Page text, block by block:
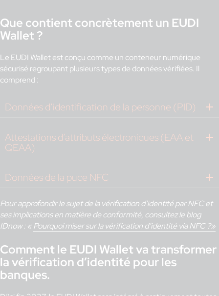
Que contient concrètement un EUDI
Wallet ?
Le EUDI Wallet est conçu comme un conteneur numérique
sécurisé regroupant plusieurs types de données vérifiées. Il
comprend :
Données d’identification de la personne (PID)
Attestations d’attributs électroniques (EAA et
QEAA)
Données de la puce NFC
Pour approfondir le sujet de la vérification d’identité par NFC et
ses implications en matière de conformité, consultez le blog
IDnow : «Pourquoi miser sur la vérification d’identité via NFC ?»
Comment le EUDI Wallet va transformer
la vérification d’identité pour les
banques.